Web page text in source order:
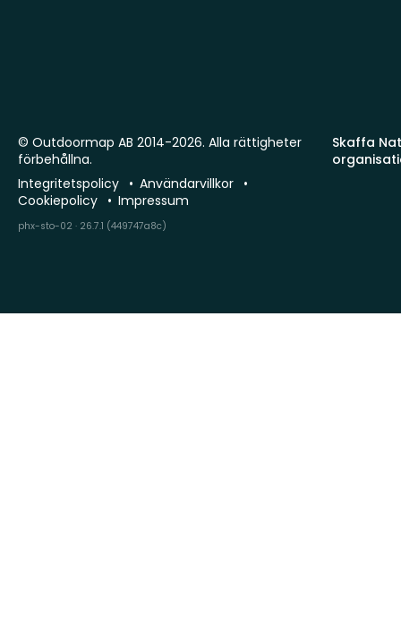
Skaffa
© Outdoormap AB 2014-2026. Alla rättigheter
förbehållna.
Integritetspolicy
Användarvillkor
Cookiepolicy
Impressum
phx-sto-02 · 26.7.1 (449747a8c)